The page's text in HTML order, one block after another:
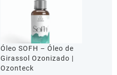
Óleo SOFH – Óleo de
Girassol Ozonizado |
Ozonteck